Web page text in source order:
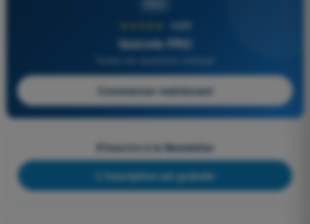
4,6/5
Quizvds PRO
Commencer maintenant
S'inscrire à la Newsletter
L'inscription est gratuite